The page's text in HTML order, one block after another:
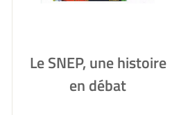
Le SNEP, une histoire
en débat